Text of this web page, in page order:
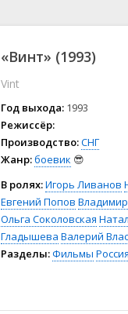
🕺 Мюзикл
👨‍💻 Реальное тв
🎤 Ток-шоу
🧙‍♀️ Фантастика
🏅 Церемония
«Винт» (1993)
Vint
Год выхода: 1993
Режиссёр:
Производство:СНГ
Жанр:боевик 😎
В ролях:Игорь Ливанов
Евгений Попов
Ольга Соколовская
Гладышева Валерий
Разделы:Фильмы Россия